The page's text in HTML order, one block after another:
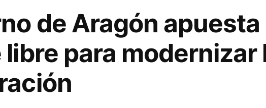
de Aragón apuesta
para modernizar